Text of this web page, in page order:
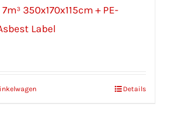
350x170x115cm + PE-
Label
Details